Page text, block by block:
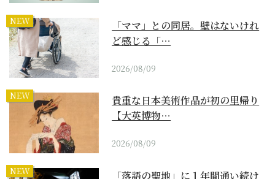
NEW
「ママ」との同居。壁はないけれ
ど感じる「…
2026/08/09
NEW
貴重な日本美術作品が初の里帰り
【大英博物…
2026/08/09
NEW
「落語の聖地」に１年間通い続け